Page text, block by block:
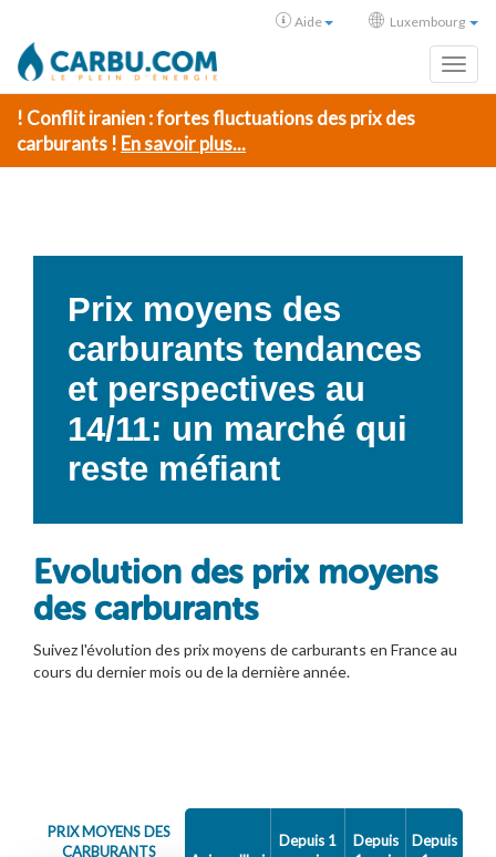
Aide Luxembourg
! Conflit iranien : fortes fluctuations des prix des
carburants ! En savoir plus...
Prix moyens des
carburants tendances
et perspectives au
14/11: un marché qui
reste méfiant
Evolution des prix moyens
des carburants
Suivez l'évolution des prix moyens de carburants en France au
cours du dernier mois ou de la dernière année.
PRIX MOYENS DES
CARBURANTS
Depuis 1
Depuis
Depuis